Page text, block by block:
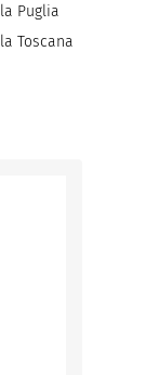
Puglia
Toscana